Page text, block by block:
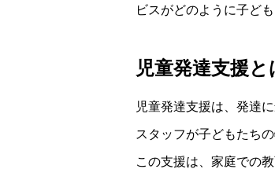
ビスがどのように子ど
児童発達支援と
児童発達支援は、発達
スタッフが子どもたち
この支援は、家庭での